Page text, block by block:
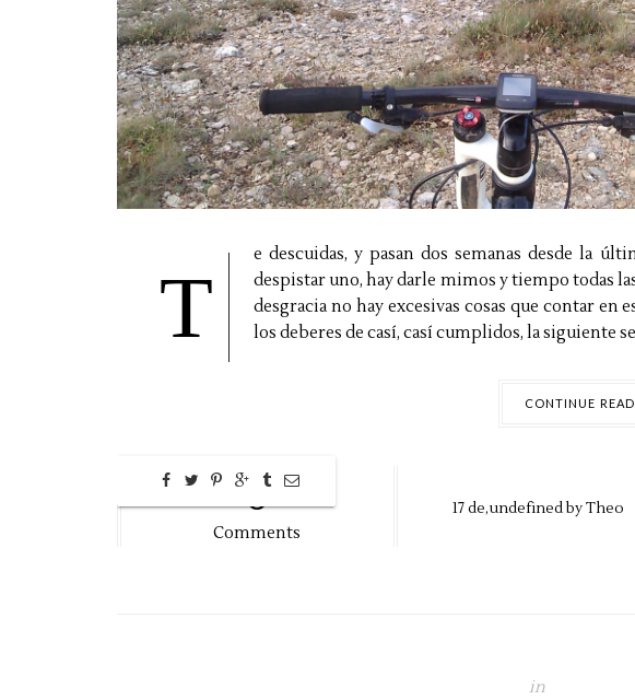
T
e descuidas, y pasan dos semanas desde la
despistar uno, hay darle mimos y tiempo todas
desgracia no hay excesivas cosas que contar en
los deberes de casí, casí cumplidos, la siguiente
CONTINUE
0
Comments
17de,undefined byTheo
in